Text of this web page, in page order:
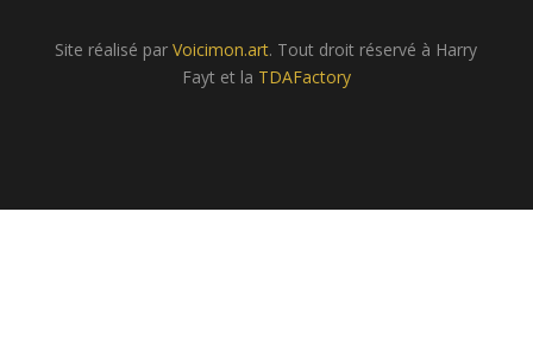
Site réalisé parVoicimon.art. Tout droit réservé à Harry
Fayt et la TDAFactory